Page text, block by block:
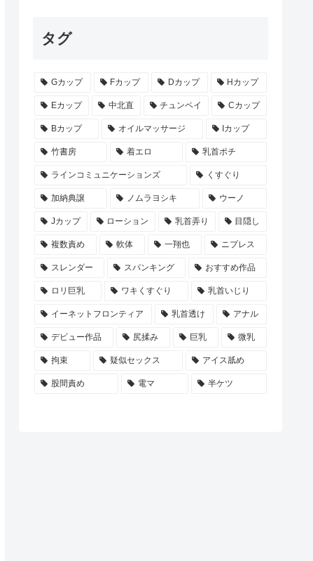
タグ
Gカップ Fカップ Dカップ Hカップ
Eカップ 中北直 チュンペイ Cカップ
Bカップ オイルマッサージ Iカップ
竹書房 着エロ 乳首ポチ
ラインコミュニケーションズ くすぐり
加納典譲 ノムラヨシキ ウーノ
Jカップ ローション 乳首弄り 目隠し
複数責め 軟体 一翔也 ニプレス
スレンダー スパンキング おすすめ作品
ロリ巨乳 ワキくすぐり 乳首いじり
イーネットフロンティア 乳首透け アナル
デビュー作品 尻揉み 巨乳 微乳
拘束 疑似セックス アイス舐め
股間責め 電マ 半ケツ